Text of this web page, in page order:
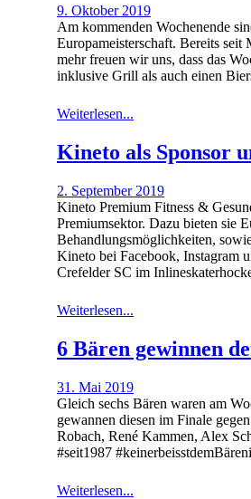
9. Oktober 2019
Am kommenden Wochenende
Europameisterschaft. Bereits
mehr freuen wir uns, dass das
inklusive Grill als auch einen
Weiterlesen...
Kineto als Sponsor
2. September 2019
Kineto Premium Fitness &
Premiumsektor. Dazu bieten sie
Behandlungsmöglichkeiten,
Kineto bei Facebook, Instagram
Crefelder SC im
Weiterlesen...
6 Bären gewinnen
31. Mai 2019
Gleich sechs Bären waren am
gewannen diesen im Finale
Robach, René Kammen, Alex
#seit1987
Weiterlesen...